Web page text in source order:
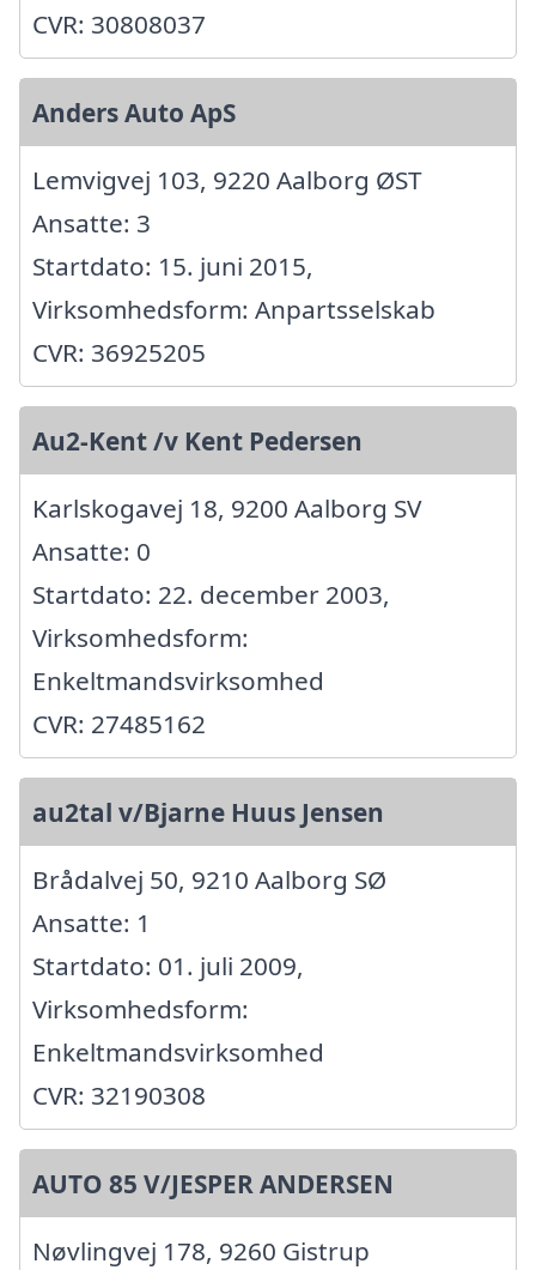
CVR: 30808037
Anders Auto ApS
Lemvigvej 103, 9220 Aalborg ØST
Ansatte: 3
Startdato: 15. juni 2015,
Virksomhedsform: Anpartsselskab
CVR: 36925205
Au2-Kent /v Kent Pedersen
Karlskogavej 18, 9200 Aalborg SV
Ansatte: 0
Startdato: 22. december 2003,
Virksomhedsform:
Enkeltmandsvirksomhed
CVR: 27485162
au2tal v/Bjarne Huus Jensen
Brådalvej 50, 9210 Aalborg SØ
Ansatte: 1
Startdato: 01. juli 2009,
Virksomhedsform:
Enkeltmandsvirksomhed
CVR: 32190308
AUTO 85 V/JESPER ANDERSEN
Nøvlingvej 178, 9260 Gistrup